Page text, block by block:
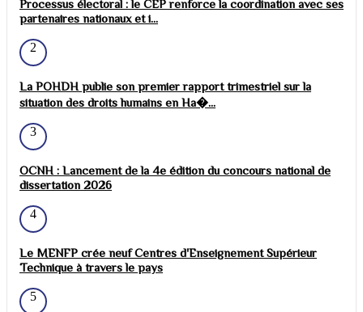
Processus électoral : le CEP renforce la coordination avec ses
partenaires nationaux et i...
2
La POHDH publie son premier rapport trimestriel sur la
situation des droits humains en Ha�...
3
OCNH : Lancement de la 4e édition du concours national de
dissertation 2026
4
Le MENFP crée neuf Centres d'Enseignement Supérieur
Technique à travers le pays
5